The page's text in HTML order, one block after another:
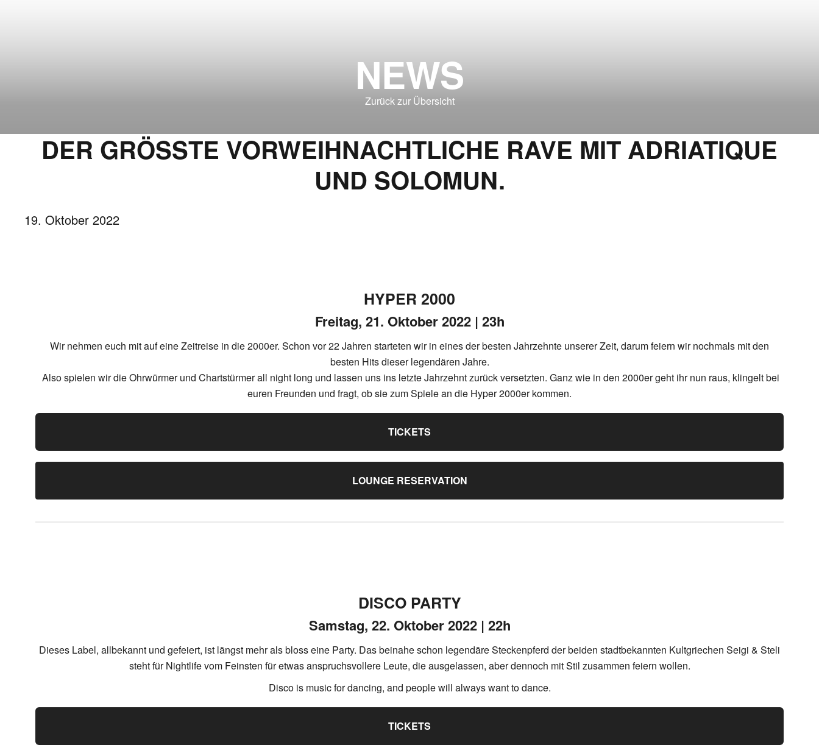
NEWS
Zurück zur Übersicht
DER GRÖSSTE VORWEIHNACHTLICHE RAVE MIT ADRIATIQUE
UND SOLOMUN.
19. Oktober 2022
HYPER 2000
Freitag, 21. Oktober 2022 | 23h
Wir nehmen euch mit auf eine Zeitreise in die 2000er. Schon vor 22 Jahren starteten wir in eines der besten Jahrzehnte unserer Zeit, darum feiern wir nochmals mit den
besten Hits dieser legendären Jahre.
Also spielen wir die Ohrwürmer und Chartstürmer all night long und lassen uns ins letzte Jahrzehnt zurück versetzten. Ganz wie in den 2000er geht ihr nun raus, klingelt bei
euren Freunden und fragt, ob sie zum Spiele an die Hyper 2000er kommen.
TICKETS
LOUNGE RESERVATION
DISCO PARTY
Samstag, 22. Oktober 2022 | 22h
Dieses Label, allbekannt und gefeiert, ist längst mehr als bloss eine Party. Das beinahe schon legendäre Steckenpferd der beiden stadtbekannten Kultgriechen Seigi & Steli
steht für Nightlife vom Feinsten für etwas anspruchsvollere Leute, die ausgelassen, aber dennoch mit Stil zusammen feiern wollen.
Disco is music for dancing, and people will always want to dance.
TICKETS